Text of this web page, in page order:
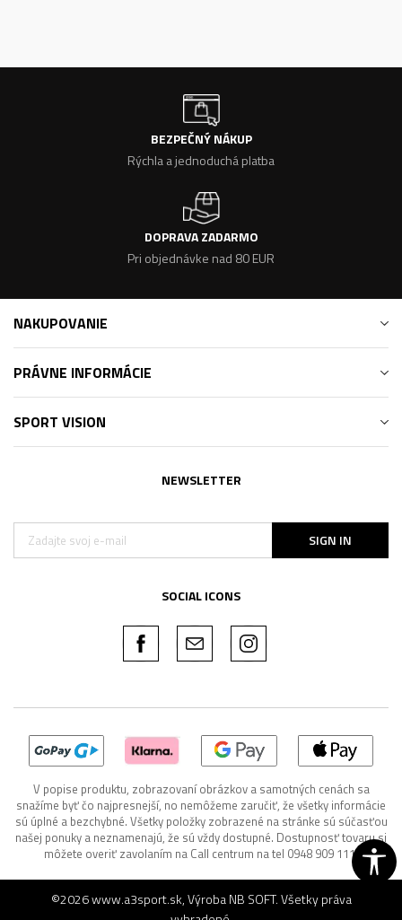
BEZPEČNÝ NÁKUP
Rýchla a jednoduchá platba
DOPRAVA ZADARMO
Pri objednávke nad 80 EUR
NAKUPOVANIE
PRÁVNE INFORMÁCIE
SPORT VISION
NEWSLETTER
SIGN IN
SOCIAL ICONS
V popise produktu, zobrazovaní obrázkov a samotných cenách sa
snažíme byť čo najpresnejší, no nemôžeme zaručiť, že všetky informácie
sú úplné a bezchybné. Všetky položky zobrazené na stránke sú súčasťou
našej ponuky a neznamenajú, že sú vždy dostupné. Dostupnosť tovaru si
môžete overiť zavolaním na Call centrum na tel 0948 909 111.
©2026www.a3sport.sk, VýrobaNB SOFT. Všetky práva